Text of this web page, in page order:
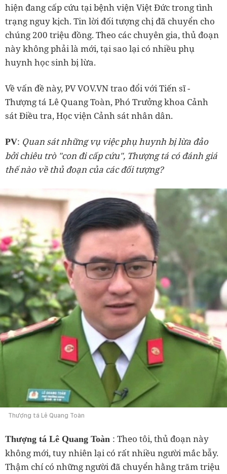
hiện đang cấp cứu tại bệnh viện Việt Đức trong tình
trạng nguy kịch. Tin lời đối tượng chị đã chuyển cho
chúng 200 triệu đồng. Theo các chuyên gia, thủ đoạn
này không phải là mới, tại sao lại có nhiều phụ
huynh học sinh bị lừa.
Về vấn đề này, PV VOV.VN trao đổi với Tiến sĩ -
Thượng tá Lê Quang Toàn, Phó Trưởng khoa Cảnh
sát Điều tra, Học viện Cảnh sát nhân dân.
PV: Quan sát những vụ việc phụ huynh bị lừa đảo
bởi chiêu trò "con đi cấp cứu", Thượng tá có đánh giá
thế nào về thủ đoạn của các đối tượng?
Thượng tá Lê Quang Toàn
Thượng tá Lê Quang Toàn : Theo tôi, thủ đoạn này
không mới, tuy nhiên lại có rất nhiều người mắc bẫy.
Thậm chí có những người đã chuyển hằng trăm triệu